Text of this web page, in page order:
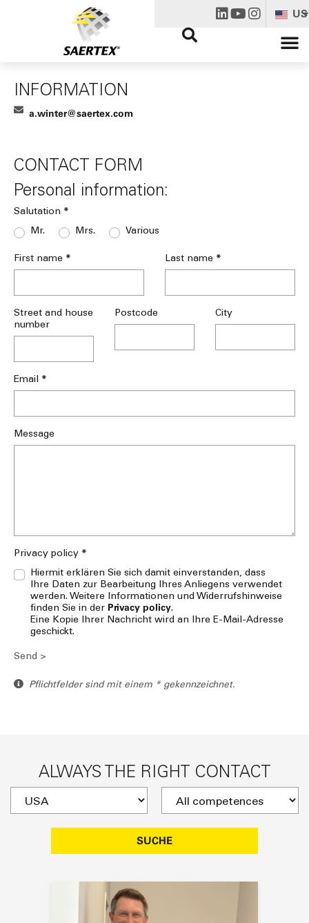
US
INFORMATION
a.winter@saertex.com
CONTACT FORM
Personal information:
Salutation *
Mr. Mrs. Various
First name * Last name *
Street and house
number
Postcode City
Email *
Message
Privacy policy *
Hiermit erklären Sie sich damit einverstanden, dass
Ihre Daten zur Bearbeitung Ihres Anliegens verwendet
werden. Weitere Informationen und Widerrufshinweise
finden Sie in der Privacy policy.
Eine Kopie Ihrer Nachricht wird an Ihre E-Mail-Adresse
geschickt.
Send >
Pflichtfelder sind mit einem * gekennzeichnet.
ALWAYS THE RIGHT CONTACT
SUCHE